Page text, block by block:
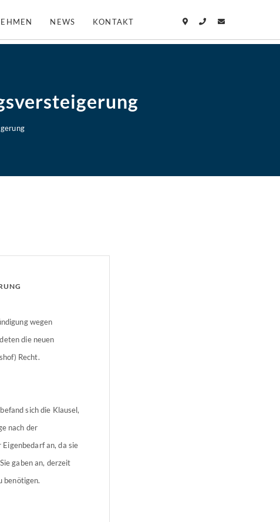
NEWS KONTAKT
wegen
die neuen
Recht.
sich die Klausel,
nach der
an, da sie
gaben an, derzeit
benötigen.